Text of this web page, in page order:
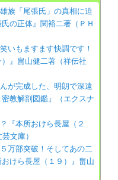
族「尾張氏」の真相に迫
の正体』関裕二著（ＰＨ
いもますます快調です！
』畠山健二著（祥伝社
が完成した、明朗で深遠
教解剖図鑑』（エクスナ
『本所おけら長屋（２
文庫）
万部突破！そしてあの二
けら長屋（１９）』畠山